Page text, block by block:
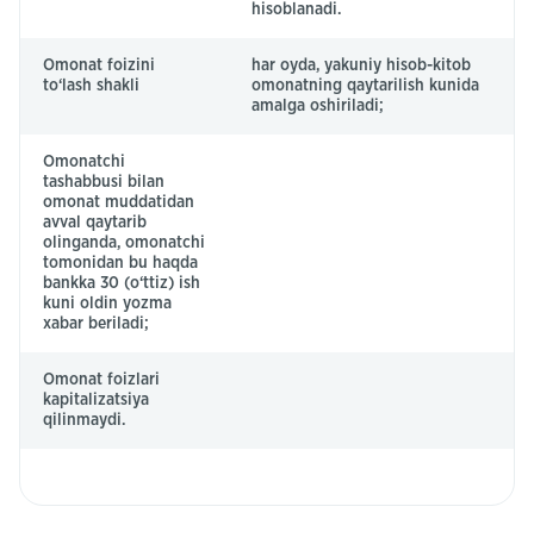
hisoblanadi.
Omonat foizini
to‘lash shakli
har oyda, yakuniy hisob-kitob
omonatning qaytarilish kunida
amalga oshiriladi;
Omonatchi
tashabbusi bilan
omonat muddatidan
avval qaytarib
olinganda, omonatchi
tomonidan bu haqda
bankka 30 (o‘ttiz) ish
kuni oldin yozma
xabar beriladi;
Omonat foizlari
kapitalizatsiya
qilinmaydi.